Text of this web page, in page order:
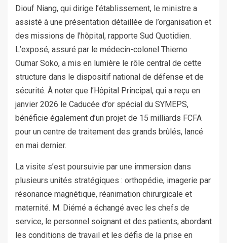
Diouf Niang, qui dirige l’établissement, le ministre a
assisté à une présentation détaillée de l’organisation et
des missions de l’hôpital, rapporte Sud Quotidien.
L’exposé, assuré par le médecin-colonel Thierno
Oumar Soko, a mis en lumière le rôle central de cette
structure dans le dispositif national de défense et de
sécurité. À noter que l’Hôpital Principal, qui a reçu en
janvier 2026 le Caducée d’or spécial du SYMEPS,
bénéficie également d’un projet de 15 milliards FCFA
pour un centre de traitement des grands brûlés, lancé
en mai dernier.
La visite s’est poursuivie par une immersion dans
plusieurs unités stratégiques : orthopédie, imagerie par
résonance magnétique, réanimation chirurgicale et
maternité. M. Diémé a échangé avec les chefs de
service, le personnel soignant et des patients, abordant
les conditions de travail et les défis de la prise en